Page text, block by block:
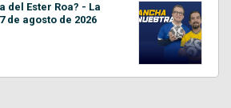
del Ester Roa? - La
de agosto de 2026